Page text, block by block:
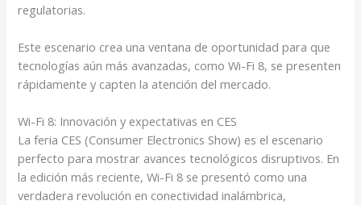
regulatorias.
Este escenario crea una ventana de oportunidad para que
tecnologías aún más avanzadas, como Wi-Fi 8, se presenten
rápidamente y capten la atención del mercado.
Wi-Fi 8: Innovación y expectativas en CES
La feria CES (Consumer Electronics Show) es el escenario
perfecto para mostrar avances tecnológicos disruptivos. En
la edición más reciente, Wi-Fi 8 se presentó como una
verdadera revolución en conectividad inalámbrica,